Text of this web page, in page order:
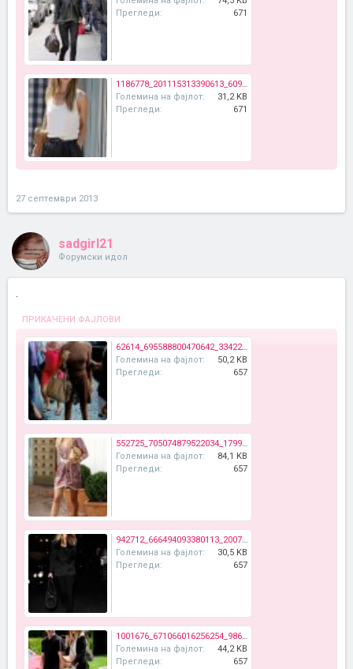
Прегледи:
671
1186778_201115313390613_609253261_n.jpg
Големина на фајлот:
31,2 KB
Прегледи:
671
27 септември 2013
sadgirl21
Форумски идол
ПРИКАЧЕНИ ФАЈЛОВИ:
62614_695588800470642_334225315_n.jpg
Големина на фајлот:
50,2 KB
Прегледи:
657
552725_705074879522034_1799107185_n.jpg
Големина на фајлот:
84,1 KB
Прегледи:
657
942712_666494093380113_2007810652_n.jpg
Големина на фајлот:
30,5 KB
Прегледи:
657
1001676_671066016256254_986331877_n.jpg
Големина на фајлот:
44,2 KB
Прегледи:
657